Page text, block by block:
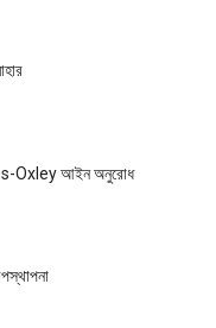
Oxley আইন অনুরোধ